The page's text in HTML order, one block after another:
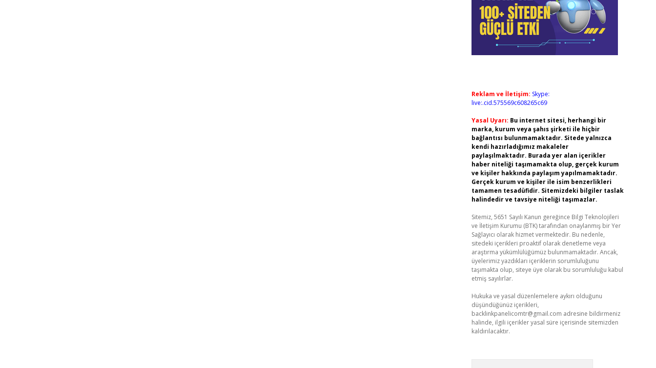
Reklam ve İletişim: Skype:
live:.cid.575569c608265c69
Yasal Uyarı: Bu internet sitesi, herhangi bir
marka, kurum veya şahıs şirketi ile hiçbir
bağlantısı bulunmamaktadır. Sitede yalnızca
kendi hazırladığımız makaleler
paylaşılmaktadır. Burada yer alan içerikler
haber niteliği taşımamakta olup, gerçek kurum
ve kişiler hakkında paylaşım yapılmamaktadır.
Gerçek kurum ve kişiler ile isim benzerlikleri
tamamen tesadüfidir. Sitemizdeki bilgiler taslak
halindedir ve tavsiye niteliği taşımazlar.
Sitemiz, 5651 Sayılı Kanun gereğince Bilgi Teknolojileri
ve İletişim Kurumu (BTK) tarafından onaylanmış bir Yer
Sağlayıcı olarak hizmet vermektedir. Bu nedenle,
sitedeki içerikleri proaktif olarak denetleme veya
araştırma yükümlülüğümüz bulunmamaktadır. Ancak,
üyelerimiz yazdıkları içeriklerin sorumluluğunu
taşımakta olup, siteye üye olarak bu sorumluluğu kabul
etmiş sayılırlar.
Hukuka ve yasal düzenlemelere aykırı olduğunu
düşündüğünüz içerikleri,
backlinkpanelicomtr@gmail.com adresine bildirmeniz
halinde, ilgili içerikler yasal süre içerisinde sitemizden
kaldırılacaktır.